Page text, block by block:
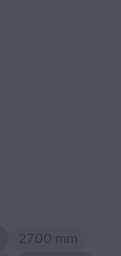
2700 mm